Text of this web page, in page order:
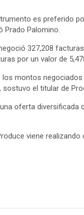
es preferido
Prado Palomino.
327,208
por un valor de
montos
el titular de
oferta diversificada
viene